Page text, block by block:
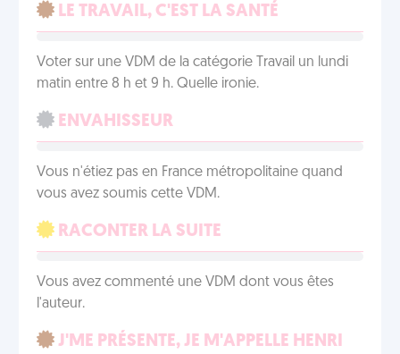
LE TRAVAIL, C'EST LA SANTÉ
Voter sur une VDM de la catégorie Travail un lundi
matin entre 8 h et 9 h. Quelle ironie.
ENVAHISSEUR
Vous n'étiez pas en France métropolitaine quand
vous avez soumis cette VDM.
RACONTER LA SUITE
Vous avez commenté une VDM dont vous êtes
l'auteur.
J'ME PRÉSENTE, JE M'APPELLE HENRI